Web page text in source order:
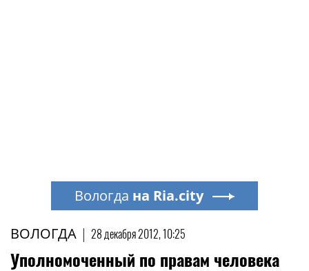
ВОЛОГДА | 28 декабря 2012, 10:25
Уполномоченный по правам человека
Вологда на Ria.city